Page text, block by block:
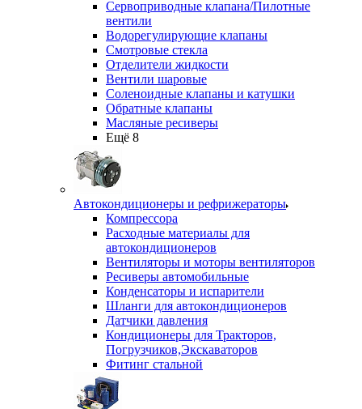
Сервоприводные клапана/Пилотные
вентили
Водорегулирующие клапаны
Смотровые стекла
Отделители жидкости
Вентили шаровые
Соленоидные клапаны и катушки
Обратные клапаны
Масляные ресиверы
Ещё 8
Автокондиционеры и рефрижераторы
Компрессора
Расходные материалы для
автокондиционеров
Вентиляторы и моторы вентиляторов
Ресиверы автомобильные
Конденсаторы и испарители
Шланги для автокондиционеров
Датчики давления
Кондиционеры для Тракторов,
Погрузчиков,Экскаваторов
Фитинг стальной